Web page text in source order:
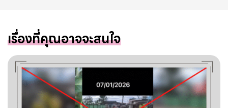
เรื่องที่คุณอาจจะสนใจ